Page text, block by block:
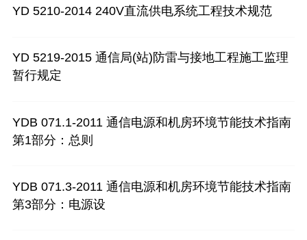
YD 5210-2014 240V直流供电系统工程技术规范
YD 5219-2015 通信局(站)防雷与接地工程施工监理
暂行规定
YDB 071.1-2011 通信电源和机房环境节能技术指南
第1部分：总则
YDB 071.3-2011 通信电源和机房环境节能技术指南
第3部分：电源设